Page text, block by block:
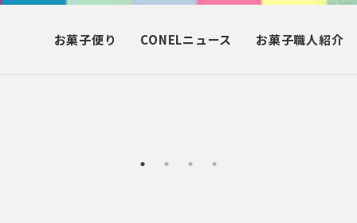
お菓子便り CONELニュース お菓子職人紹介